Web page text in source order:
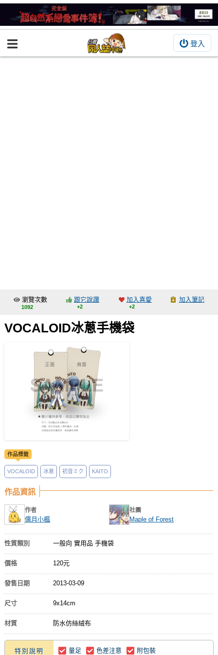
登入
BOOKY書集倉庫
交流中心
會員中心
註冊會員
登入
瀏覽次數
1092
跟它說讚
+2
加入喜愛
+2
加入筆記
VOCALOID冰蔥手機袋
作品標籤
VOCALOID 冰蔥 初音ミク KAITO
作品資訊
作者
儒月小楓
社團
Maple of Forest
性質類別 一般向 實用品 手機袋
價格 120元
發售日期 2013-03-09
尺寸 9x14cm
材質 防水仿絲絨布
特別說明 量足 色差注意 附包裝